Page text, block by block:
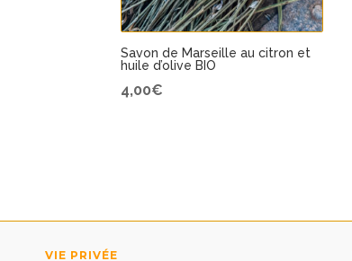
Savon de Marseille au citron et
huile d’olive BIO
4,00€
VIE PRIVÉE